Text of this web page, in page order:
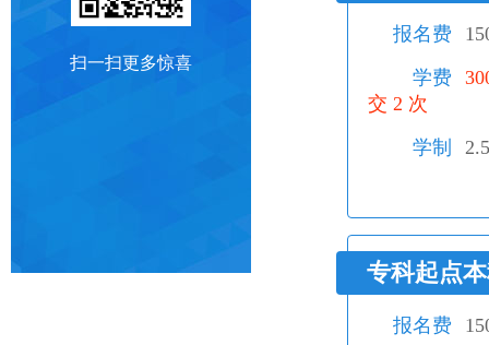
扫一扫更多惊喜
报名费
学费
交 2 次
学制
报名费
专科起点